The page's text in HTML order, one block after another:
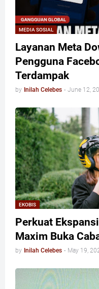
MEDIA SOSIAL
Layanan Meta
Pengguna
Terdampak
by Inilah Celebes - June 12,
EKOBIS
Perkuat
Maxim Buka
by Inilah Celebes - May 19,